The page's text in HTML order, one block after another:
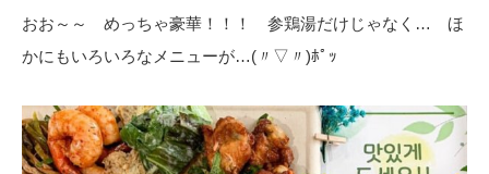
おお～～ めっちゃ豪華！！！ 参鶏湯だけじゃなく… ほ
かにもいろいろなメニューが…(〃▽〃)ﾎﾟｯ